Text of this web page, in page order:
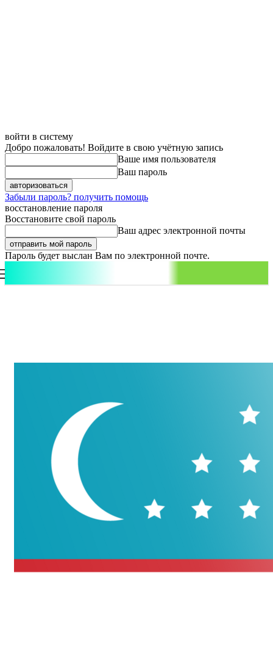
войти в систему
Добро пожаловать! Войдите в свою учётную запись
Ваше имя пользователя
Ваш пароль
Забыли пароль? получить помощь
восстановление пароля
Восстановите свой пароль
Ваш адрес электронной почты
Пароль будет выслан Вам по электронной почте.